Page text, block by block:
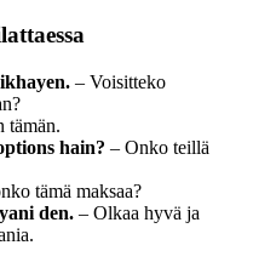
– Voisitteko
tämän.
hain? – Onko teillä
tämä maksaa?
den. – Olkaa hyvä ja